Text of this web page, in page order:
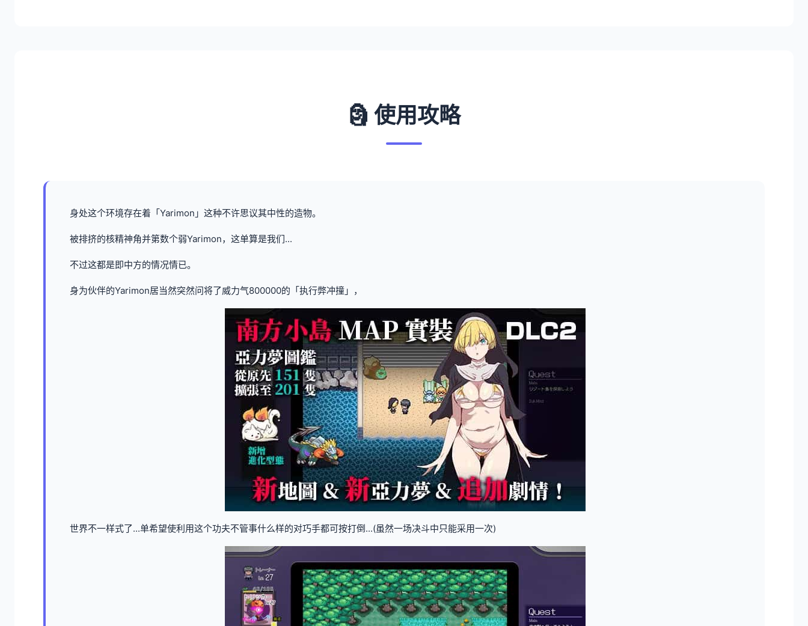
🗿 使用攻略
身处这个环境存在着「Yarimon」这种不许思议其中性的造物。
被排挤的核精神角并第数个弱Yarimon，这单算是我们...
不过这都是即中方的情况情已。
身为伙伴的Yarimon居当然突然问将了威力气800000的「执行弊冲撞」，
世界不一样式了...单希望使利用这个功夫不管事什么样的对巧手都可按打倒...(虽然一场决斗中只能采用一次)